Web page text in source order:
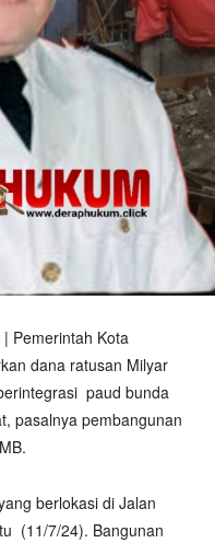
| Pemerintah Kota
dana ratusan Milyar
paud bunda
pasalnya pembangunan
berlokasi di Jalan
(11/7/24). Bangunan